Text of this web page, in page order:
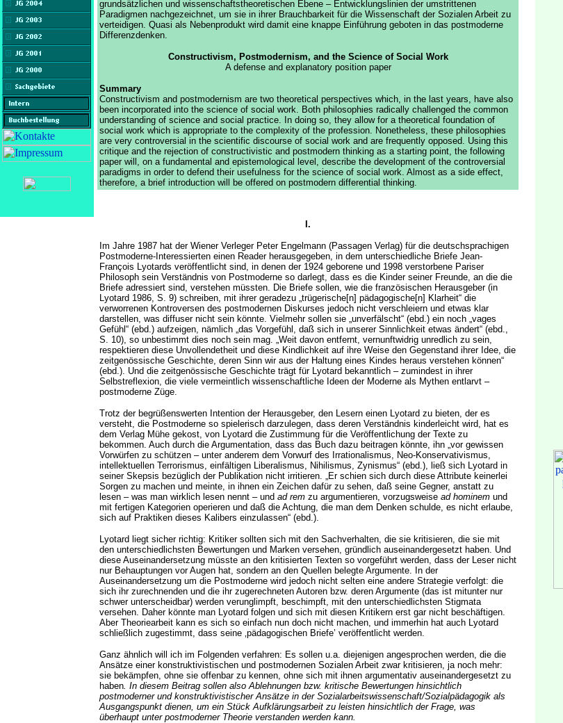
grundsätzlichen und wissenschaftstheoretischen Ebene – Entwicklungslinien der umstrittenen
Paradigmen nachgezeichnet, um sie in ihrer Brauchbarkeit für die Wissenschaft der Sozialen Arbeit zu
verteidigen. Quasi als Nebenprodukt wird damit eine knappe Einführung geboten in das postmoderne
Differenzdenken.
Constructivism, Postmodernism, and the Science of Social Work
A defense and explanatory position paper
Summary
Constructivism and postmodernism are two theoretical perspectives which, in the last years, have also
been incorporated into the science of social work. Both philosophies radically challenged the common
understanding of science and social practice. In doing so, they allow for a theoretical foundation of
social work which is appropriate to the complexity of the profession. Nonetheless, these philosophies
are very controversial in the scientific discourse of social work and are frequently opposed. Using this
critique and the rejection of constructivistic and postmodern thinking as a starting point, the following
paper will, on a fundamental and epistemological level, describe the development of the controversial
paradigms in order to defend their usefulness for the science of social work. Almost as a side effect,
therefore, a brief introduction will be offered on postmodern differential thinking.
I.
Im Jahre 1987 hat der Wiener Verleger Peter Engelmann (Passagen Verlag) für die deutschsprachigen
Postmoderne-Interessierten einen Reader herausgegeben, in dem unterschiedliche Briefe Jean-
François Lyotards veröffentlicht sind, in denen der 1924 geborene und 1998 verstorbene Pariser
Philosoph sein Verständnis von Postmoderne so darlegt, dass es die Kinder seiner Freunde, an die die
Briefe adressiert sind, verstehen müssten. Die Briefe sollen, wie die französischen Herausgeber (in
Lyotard 1986, S. 9) schreiben, mit ihrer geradezu „trügerische[n] pädagogische[n] Klarheit“ die
verworrenen Kontroversen des postmodernen Diskurses jedoch nicht verschleiern und etwas klar
darstellen, was diffuser nicht sein könnte. Vielmehr sollen sie „unverfälscht“ (ebd.) ein noch „vages
Gefühl“ (ebd.) aufzeigen, nämlich „das Vorgefühl, daß sich in unserer Sinnlichkeit etwas ändert“ (ebd.,
S. 10), so unbestimmt dies noch sein mag. „Weit davon entfernt, vernunftwidrig unredlich zu sein,
respektieren diese Unvollendetheit und diese Kindlichkeit auf ihre Weise den Gegenstand ihrer Idee, die
zeitgenössische Geschichte, deren Sinn wir aus der Haltung eines Kindes heraus verstehen können“
(ebd.). Und die zeitgenössische Geschichte trägt für Lyotard bekanntlich – zumindest in ihrer
Selbstreflexion, die viele vermeintlich wissenschaftliche Ideen der Moderne als Mythen entlarvt –
postmoderne Züge.
Trotz der begrüßenswerten Intention der Herausgeber, den Lesern einen Lyotard zu bieten, der es
versteht, die Postmoderne so spielerisch darzulegen, dass deren Verständnis kinderleicht wird, hat es
dem Verlag Mühe gekost, von Lyotard die Zustimmung für die Veröffentlichung der Texte zu
bekommen. Auch durch die Argumentation, dass das Buch dazu beitragen könnte, ihn „vor gewissen
Vorwürfen zu schützen – unter anderem dem Vorwurf des Irrationalismus, Neo-Konservativismus,
intellektuellen Terrorismus, einfältigen Liberalismus, Nihilismus, Zynismus“ (ebd.), ließ sich Lyotard in
seiner Skepsis bezüglich der Publikation nicht irritieren. „Er schien sich durch diese Attribute keinerlei
Sorgen zu machen und meinte, in ihnen ein Zeichen dafür zu sehen, daß seine Gegner, anstatt zu
lesen – was man wirklich lesen nennt – und ad rem zu argumentieren, vorzugsweise ad hominem und
mit fertigen Kategorien operieren und daß die Achtung, die man dem Denken schulde, es nicht erlaube,
sich auf Praktiken dieses Kalibers einzulassen“ (ebd.).
Lyotard liegt sicher richtig: Kritiker sollten sich mit den Sachverhalten, die sie kritisieren, die sie mit
den unterschiedlichsten Bewertungen und Marken versehen, gründlich auseinandergesetzt haben. Und
diese Auseinandersetzung müsste an den kritisierten Texten so vorgeführt werden, dass der Leser nicht
nur Behauptungen vor Augen hat, sondern an den Quellen belegte Argumente. In der
Auseinandersetzung um die Postmoderne wird jedoch nicht selten eine andere Strategie verfolgt: die
sich ihr zurechnenden und die ihr zugerechneten Autoren bzw. deren Argumente (das ist mitunter nur
schwer unterscheidbar) werden verunglimpft, beschimpft, mit den unterschiedlichsten Stigmata
versehen. Daher könnte man Lyotard folgen und sich mit diesen Kritikern erst gar nicht beschäftigen.
Aber Theoriearbeit kann es sich so einfach nun doch nicht machen, und immerhin hat auch Lyotard
schließlich zugestimmt, dass seine ‚pädagogischen Briefe’ veröffentlicht werden.
Ganz ähnlich will ich im Folgenden verfahren: Es sollen u.a. diejenigen angesprochen werden, die die
Ansätze einer konstruktivistischen und postmodernen Sozialen Arbeit zwar kritisieren, ja noch mehr:
sie bekämpfen, ohne sie offenbar zu kennen, ohne sich mit ihnen argumentativ auseinandergesetzt zu
haben. In diesem Beitrag sollen also Ablehnungen bzw. kritische Bewertungen hinsichtlich
postmoderner und konstruktivistischer Ansätze in der Sozialarbeitswissenschaft/Sozialpädagogik als
Ausgangspunkt dienen, um ein Stück Aufklärungsarbeit zu leisten hinsichtlich der Frage, was
überhaupt unter postmoderner Theorie verstanden werden kann.